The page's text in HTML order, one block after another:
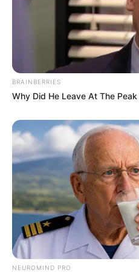
BRAINBERRIES
Why Did He Leave At The
NEUROMIND PRO